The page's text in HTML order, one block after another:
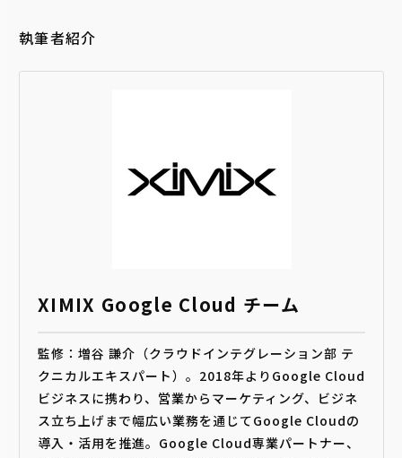
執筆者紹介
XIMIX Google Cloud チーム
監修：増谷 謙介（クラウドインテグレーション部 テ
クニカルエキスパート）。2018年よりGoogle Cloud
ビジネスに携わり、営業からマーケティング、ビジネ
ス立ち上げまで幅広い業務を通じてGoogle Cloudの
導入・活用を推進。Google Cloud専業パートナー、